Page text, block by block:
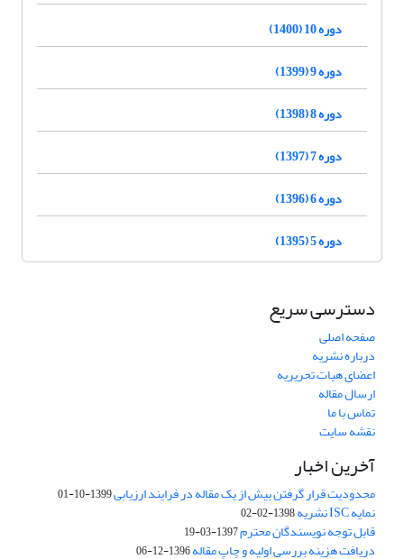
دوره 10 (1400)
دوره 9 (1399)
دوره 8 (1398)
دوره 7 (1397)
دوره 6 (1396)
دوره 5 (1395)
دسترسی سریع
صفحه اصلی
درباره نشریه
اعضای هیات تحریریه
ارسال مقاله
تماس با ما
نقشه سایت
آخرین اخبار
محدودیت قرار گرفتن بیش از یک مقاله در فرایند ارزیابی1399-10-01
نمایه ISC نشریه 1398-02-02
قابل توجه نویسندگان محترم1397-03-19
دریافت هزینه بررسی اولیه و چاپ مقاله1396-12-06